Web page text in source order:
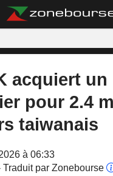
acquiert un
pour 2.4
taiwanais
à 06:33
Traduit par Zonebourse